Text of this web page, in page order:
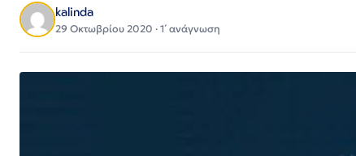
kalinda
29 Οκτωβρίου 2020 · 1΄ ανάγνωση